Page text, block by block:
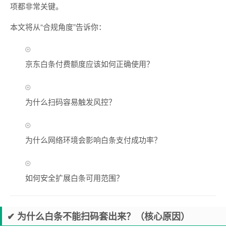
项都非常关键。
本文将从“合规角度”告诉你：
京东白条付费额度应该如何正确使用？
为什么扫码容易触发风控？
为什么网络环境会影响白条支付成功率？
如何安全扩展白条可用范围？
✔ 为什么白条不能扫码套出来？（核心原因）